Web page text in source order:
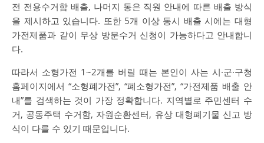
전 전용수거함 배출, 나머지 동은 직원 안내에 따른 배출 방식
을 제시하고 있습니다. 또한 5개 이상 동시 배출 시에는 대형
가전제품과 같이 무상 방문수거 신청이 가능하다고 안내합니
다.
따라서 소형가전 1~2개를 버릴 때는 본인이 사는 시·군·구청
홈페이지에서 “소형폐가전”, “폐소형가전”, “가전제품 배출 안
내”를 검색하는 것이 가장 정확합니다. 지역별로 주민센터 수
거, 공동주택 수거함, 자원순환센터, 유상 대형폐기물 신고 방
식이 다를 수 있기 때문입니다.